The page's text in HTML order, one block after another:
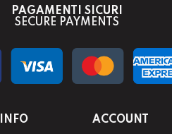
PAGAMENTI SICURI
SECURE PAYMENTS
INFO ACCOUNT